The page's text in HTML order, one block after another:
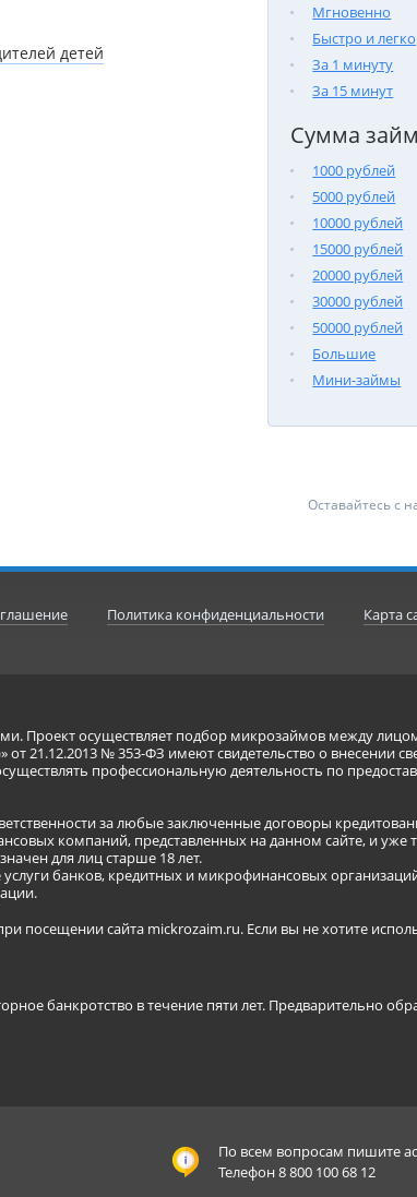
Мгновенно
Быстро и легко
За 1 минуту
За 15 минут
Сумма
1000 рублей
5000 рублей
10000 рублей
15000 рублей
20000 рублей
30000 рублей
50000 рублей
Большие
Мини-займы
детей
Оставайтесь с
Политика конфиденциальности Карта
Проект осуществляет подбор микрозаймов между
21.12.2013 № 353-ФЗ имеют свидетельство о внесении
профессиональную деятельность по
за любые заключенные договоры
компаний, представленных на данном сайте, и уже
для лиц старше 18 лет.
банков, кредитных и микрофинансовых
посещении сайта mickrozaim.ru. Если вы не хотите
банкротство в течение пяти лет. Предварительно
По всем вопросам пишите
Телефон 8 800 100 68 12